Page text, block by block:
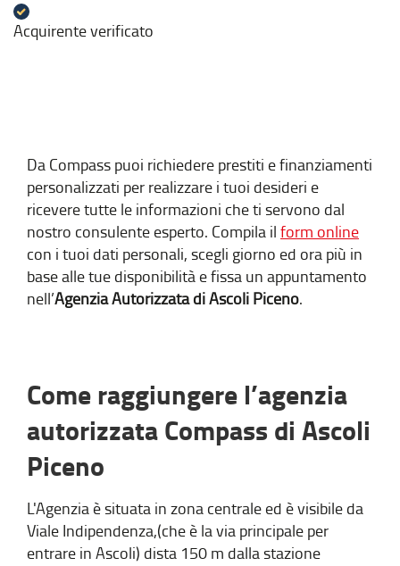
Acquirente verificato
Da Compass puoi richiedere prestiti e finanziamenti
personalizzati per realizzare i tuoi desideri e
ricevere tutte le informazioni che ti servono dal
nostro consulente esperto. Compila il form online
con i tuoi dati personali, scegli giorno ed ora più in
base alle tue disponibilità e fissa un appuntamento
nell’Agenzia Autorizzata di Ascoli Piceno.
Come raggiungere l’agenzia
autorizzata Compass di Ascoli
Piceno
L'Agenzia è situata in zona centrale ed è visibile da
Viale Indipendenza,(che è la via principale per
entrare in Ascoli) dista 150 m dalla stazione